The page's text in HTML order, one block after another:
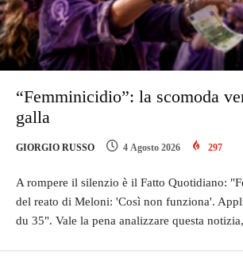
“Femminicidio”: la scomoda
galla
GIORGIO RUSSO 4 Agosto 2026 297
A rompere il silenzio è il Fatto Quotidiano:
del reato di Meloni: 'Così non funziona'.
du 35". Vale la pena analizzare questa